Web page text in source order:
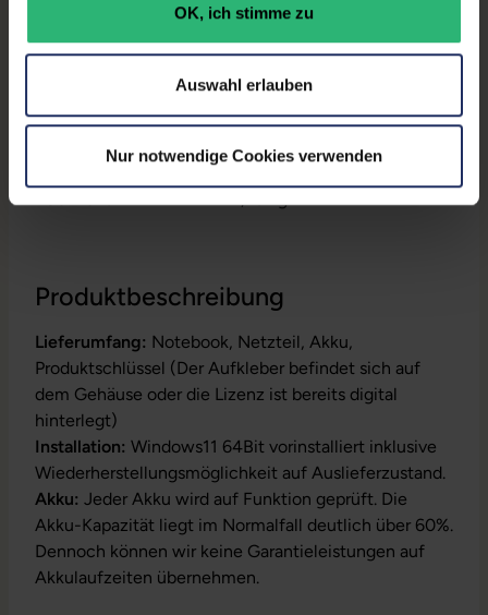
OK, ich stimme zu
Auswahl erlauben
Nur notwendige Cookies verwenden
Produktbeschreibung
Lieferumfang: Notebook, Netzteil, Akku,
Produktschlüssel (Der Aufkleber befindet sich auf
dem Gehäuse oder die Lizenz ist bereits digital
hinterlegt)
Installation: Windows11 64Bit vorinstalliert inklusive
Wiederherstellungsmöglichkeit auf Auslieferzustand.
Akku: Jeder Akku wird auf Funktion geprüft. Die
Akku-Kapazität liegt im Normalfall deutlich über 60%.
Dennoch können wir keine Garantieleistungen auf
Akkulaufzeiten übernehmen.
Prozessor:
Intel Core i3 10110U @ 2,1
GTIN/EAN: 4255867581087
Maße (LxBxH): 247,85 x 361,4 x 17,97 mm
Gewicht: 1,79 kg